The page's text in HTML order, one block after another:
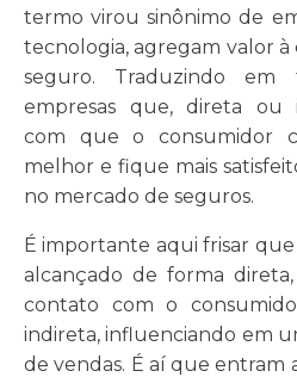
termo virou sinônimo de
tecnologia, agregam valor à
seguro. Traduzindo em
empresas que, direta ou
com que o consumidor
melhor e fique mais
no mercado de seguros.
É importante aqui frisar
alcançado de forma
contato com o
indireta, influenciando em
de vendas. É aí que entram